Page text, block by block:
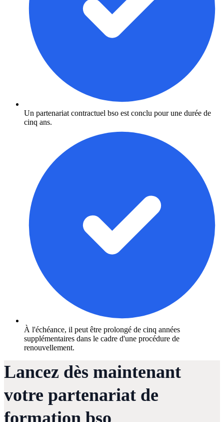
Un partenariat contractuel bso est conclu pour une durée de
cinq ans.
À l'échéance, il peut être prolongé de cinq années
supplémentaires dans le cadre d'une procédure de
renouvellement.
Lancez dès maintenant
votre partenariat de